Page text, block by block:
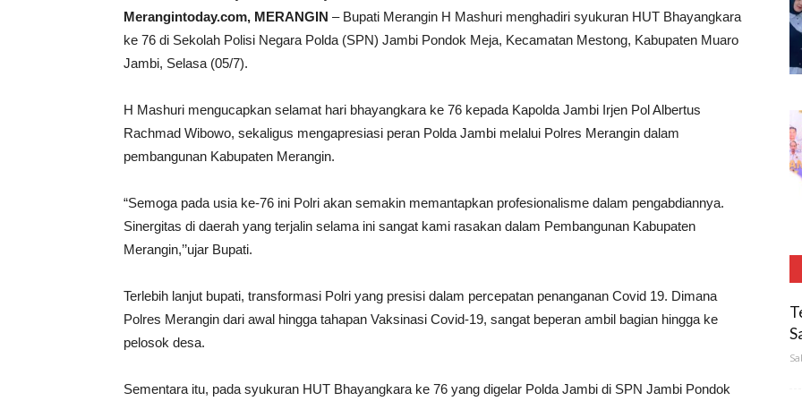
Merangintoday.com, MERANGIN – Bupati Merangin H Mashuri menghadiri syukuran HUT Bhayangkara
ke 76 di Sekolah Polisi Negara Polda (SPN) Jambi Pondok Meja, Kecamatan Mestong, Kabupaten Muaro
Jambi, Selasa (05/7).
H Mashuri mengucapkan selamat hari bhayangkara ke 76 kepada Kapolda Jambi Irjen Pol Albertus
Rachmad Wibowo, sekaligus mengapresiasi peran Polda Jambi melalui Polres Merangin dalam
pembangunan Kabupaten Merangin.
“Semoga pada usia ke-76 ini Polri akan semakin memantapkan profesionalisme dalam pengabdiannya.
Sinergitas di daerah yang terjalin selama ini sangat kami rasakan dalam Pembangunan Kabupaten
Merangin,’’ujar Bupati.
Terlebih lanjut bupati, transformasi Polri yang presisi dalam percepatan penanganan Covid 19. Dimana
Polres Merangin dari awal hingga tahapan Vaksinasi Covid-19, sangat beperan ambil bagian hingga ke
pelosok desa.
Sementara itu, pada syukuran HUT Bhayangkara ke 76 yang digelar Polda Jambi di SPN Jambi Pondok